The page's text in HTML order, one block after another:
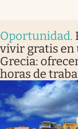
Oportunidad.
vivir gratis en
Grecia:
horas de